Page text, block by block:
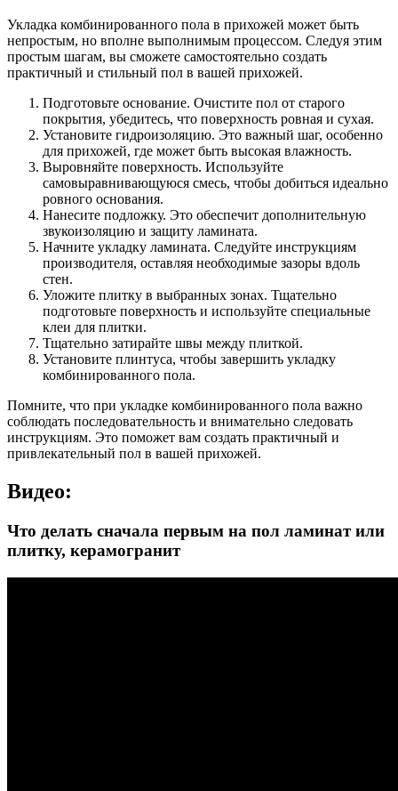
Укладка комбинированного пола в прихожей может быть
непростым, но вполне выполнимым процессом. Следуя этим
простым шагам, вы сможете самостоятельно создать
практичный и стильный пол в вашей прихожей.
Подготовьте основание. Очистите пол от старого
покрытия, убедитесь, что поверхность ровная и сухая.
Установите гидроизоляцию. Это важный шаг, особенно
для прихожей, где может быть высокая влажность.
Выровняйте поверхность. Используйте
самовыравнивающуюся смесь, чтобы добиться идеально
ровного основания.
Нанесите подложку. Это обеспечит дополнительную
звукоизоляцию и защиту ламината.
Начните укладку ламината. Следуйте инструкциям
производителя, оставляя необходимые зазоры вдоль
стен.
Уложите плитку в выбранных зонах. Тщательно
подготовьте поверхность и используйте специальные
клеи для плитки.
Тщательно затирайте швы между плиткой.
Установите плинтуса, чтобы завершить укладку
комбинированного пола.
Помните, что при укладке комбинированного пола важно
соблюдать последовательность и внимательно следовать
инструкциям. Это поможет вам создать практичный и
привлекательный пол в вашей прихожей.
Видео:
Что делать сначала первым на пол ламинат или
плитку, керамогранит